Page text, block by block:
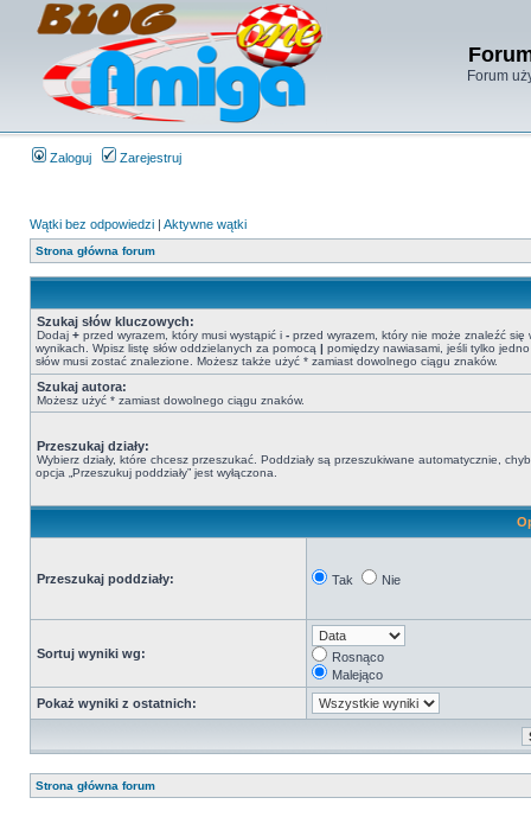
Forum
Zaloguj Zarejestruj
Wątki bez odpowiedzi | Aktywne wątki
Strona główna forum
Szukaj słów kluczowych:
Dodaj + przed wyrazem, który musi wystąpić i - przed wyrazem, który nie może znaleźć się
wynikach. Wpisz listę słów oddzielanych za pomocą | pomiędzy nawiasami, jeśli tylko
słów musi zostać znalezione. Możesz także użyć * zamiast dowolnego ciągu znaków.
Szukaj autora:
Możesz użyć * zamiast dowolnego ciągu znaków.
Przeszukaj działy:
Wybierz działy, które chcesz przeszukać. Poddziały są przeszukiwane automatycznie,
opcja „Przeszukuj poddziały” jest wyłączona.
Przeszukaj poddziały: Tak Nie
Sortuj wyniki wg:
Rosnąco
Malejąco
Pokaż wyniki z ostatnich:
Strona główna forum